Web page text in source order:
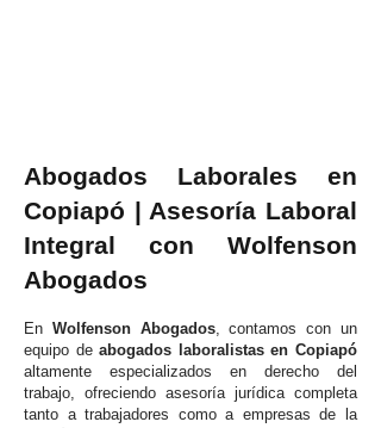
Abogados Laborales en
Copiapó | Asesoría Laboral
Integral con Wolfenson
Abogados
En Wolfenson Abogados, contamos con un
equipo deabogados laboralistas en Copiapó
altamente especializados en derecho del
trabajo, ofreciendo asesoría jurídica completa
tanto a trabajadores como a empresas de la